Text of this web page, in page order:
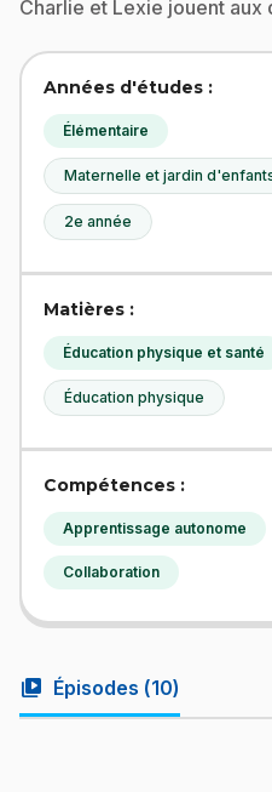
Charlie et Lexie jouent aux
Années d'études :
Élémentaire
Maternelle et jardin
2e année
Matières :
Éducation physique et santé
Éducation physique
Compétences :
Apprentissage autonome
Collaboration
video_library Épisodes (10)